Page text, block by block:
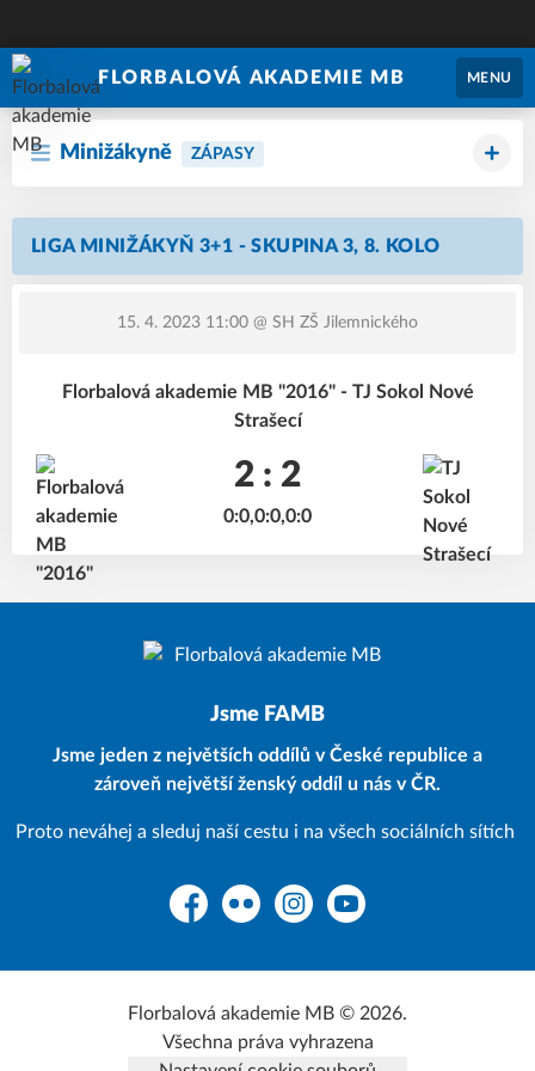
FLORBALOVÁ AKADEMIE MB MENU
Minižákyně ZÁPASY
LIGA MINIŽÁKYŇ 3+1 - SKUPINA 3, 8. KOLO
15. 4. 2023 11:00 @ SH ZŠ Jilemnického
Florbalová akademie MB "2016" - TJ Sokol Nové
Strašecí
2 : 2
0:0,0:0,0:0
Jsme FAMB
Jsme jeden z největších oddílů v České republice a
zároveň největší ženský oddíl u nás v ČR.
Proto neváhej a sleduj naší cestu i na všech sociálních sítích
FacebookFlickr InstagramYouTube
Florbalová akademie MB © 2026.
Všechna práva vyhrazena